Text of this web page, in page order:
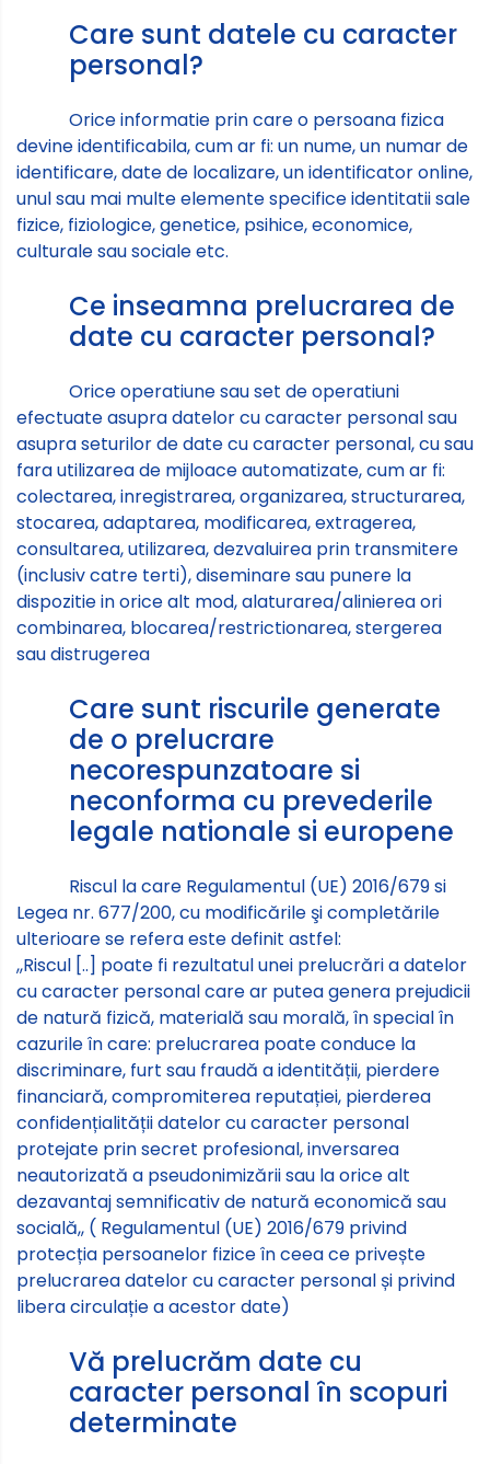
Care sunt datele cu caracter
personal?
Orice informatie prin care o persoana fizica
devine identificabila, cum ar fi: un nume, un numar de
identificare, date de localizare, un identificator online,
unul sau mai multe elemente specifice identitatii sale
fizice, fiziologice, genetice, psihice, economice,
culturale sau sociale etc.
Ce inseamna prelucrarea de
date cu caracter personal?
Orice operatiune sau set de operatiuni
efectuate asupra datelor cu caracter personal sau
asupra seturilor de date cu caracter personal, cu sau
fara utilizarea de mijloace automatizate, cum ar fi:
colectarea, inregistrarea, organizarea, structurarea,
stocarea, adaptarea, modificarea, extragerea,
consultarea, utilizarea, dezvaluirea prin transmitere
(inclusiv catre terti), diseminare sau punere la
dispozitie in orice alt mod, alaturarea/alinierea ori
combinarea, blocarea/restrictionarea, stergerea
sau distrugerea
Care sunt riscurile generate
de o prelucrare
necorespunzatoare si
neconforma cu prevederile
legale nationale si europene
Riscul la care Regulamentul (UE) 2016/679 si
Legea nr. 677/200, cu modificările şi completările
ulterioare se refera este definit astfel:
,,Riscul [..] poate fi rezultatul unei prelucrări a datelor
cu caracter personal care ar putea genera prejudicii
de natură fizică, materială sau morală, în special în
cazurile în care: prelucrarea poate conduce la
discriminare, furt sau fraudă a identității, pierdere
financiară, compromiterea reputației, pierderea
confidențialității datelor cu caracter personal
protejate prin secret profesional, inversarea
neautorizată a pseudonimizării sau la orice alt
dezavantaj semnificativ de natură economică sau
socială,, ( Regulamentul (UE) 2016/679 privind
protecția persoanelor fizice în ceea ce privește
prelucrarea datelor cu caracter personal și privind
libera circulație a acestor date)
Vă prelucrăm date cu
caracter personal în scopuri
determinate